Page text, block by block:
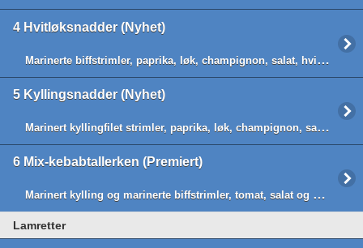
4 Hvitløksnadder (Nyhet)
Marinerte biffstrimler, paprika, løk, champignon, salat, hvitløksaus og chips
5 Kyllingsnadder (Nyhet)
Marinert kyllingfilet strimler, paprika, løk, champignon, salat, hvitløksaus eller bernaisesaus og chips
6 Mix-kebabtallerken (Premiert)
Marinert kylling og marinerte biffstrimler, tomat, salat og agurk,Hvitløksaus eller Chilisaus
Lamretter